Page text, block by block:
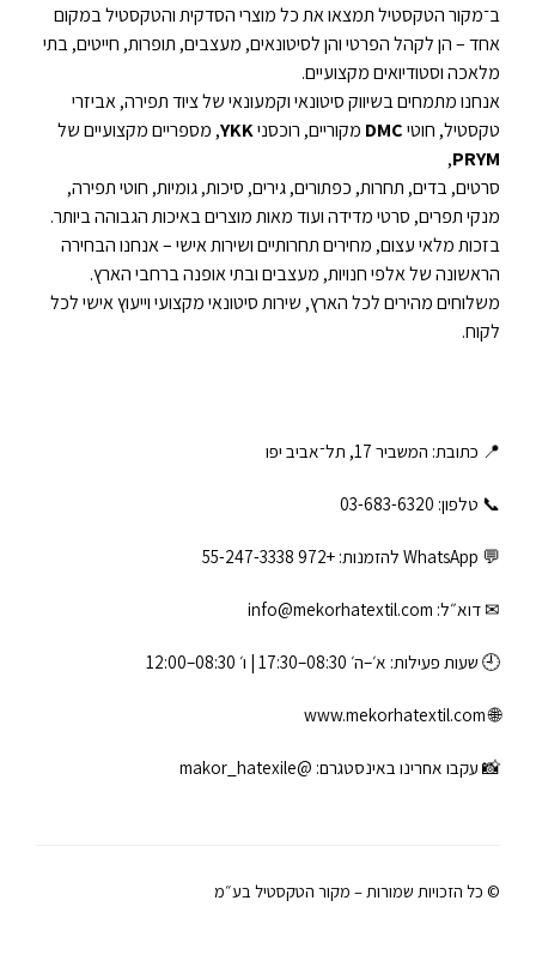
ב־מקור הטקסטיל תמצאו את כל מוצרי הסדקית והטקסטיל במקום
אחד – הן לקהל הפרטי והן לסיטונאים, מעצבים, תופרות, חייטים, בתי
מלאכה וסטודיואים מקצועיים.
אנחנו מתמחים בשיווק סיטונאי וקמעונאי של ציוד תפירה, אביזרי
טקסטיל, חוטיDMC מקוריים, רוכסניYKK, מספריים מקצועיים של
PRYM
,
סרטים, בדים, תחרות, כפתורים, גירים, סיכות, גומיות, חוטי תפירה,
מנקי תפרים, סרטי מדידה ועוד מאות מוצרים באיכות הגבוהה ביותר.
בזכות מלאי עצום, מחירים תחרותיים ושירות אישי – אנחנו הבחירה
הראשונה של אלפי חנויות, מעצבים ובתי אופנה ברחבי הארץ.
משלוחים מהירים לכל הארץ, שירות סיטונאי מקצועי וייעוץ אישי לכל
לקוח.
📍 כתובת: המשביר 17, תל־אביב יפו
📞 טלפון: ‎03-683-6320
💬 WhatsApp להזמנות: +972 55-247-3338
✉ דוא״ל: info@mekorhatextil.com
🕘 שעות פעילות: א׳–ה׳ 08:30–17:30 | ו׳ 08:30–12:00
🌐
www.mekorhatextil.com
📸 עקבו אחרינו באינסטגרם: @makor_hatexile
© כל הזכויות שמורות – מקור הטקסטיל בע״מ